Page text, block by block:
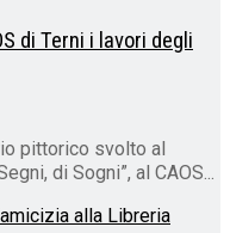
di Terni i lavori degli
pittorico svolto al
di Sogni”, al CAOS...